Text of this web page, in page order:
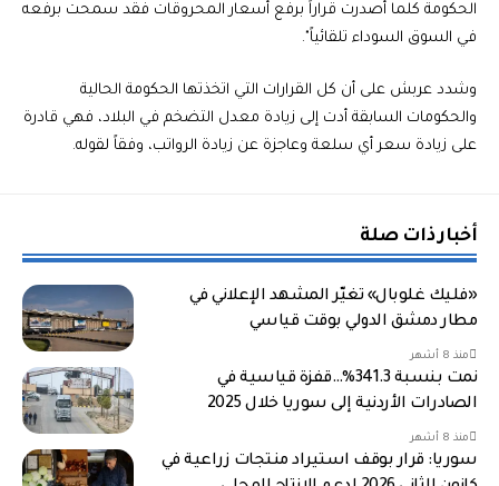
الحكومة كلما أصدرت قراراً برفع أسعار المحروقات فقد سمحت برفعه
في السوق السوداء تلقائياً".
وشدد عربش على أن كل القرارات التي اتخذتها الحكومة الحالية
والحكومات السابقة أدت إلى زيادة معدل التضخم في البلاد، فهي قادرة
على زيادة سعر أي سلعة وعاجزة عن زيادة الرواتب، وفقاً لقوله.
أخبار ذات صلة
«فليك غلوبال» تغيّر المشهد الإعلاني في
مطار دمشق الدولي بوقت قياسي
منذ 8 أشهر
نمت بنسبة 341.3%…قفزة قياسية في
الصادرات الأردنية إلى سوريا خلال 2025
منذ 8 أشهر
سوريا: قرار بوقف استيراد منتجات زراعية في